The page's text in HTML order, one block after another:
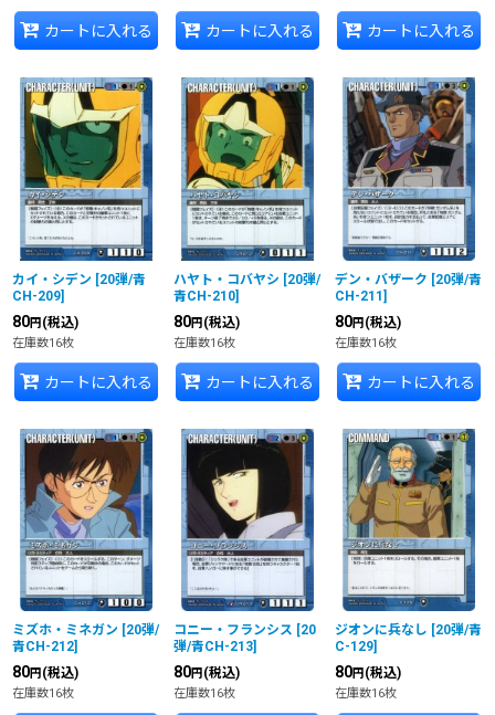
カートに入れる カートに入れる カートに入れる
カイ・シデン [20弾/青
CH-209]
80円 (税込)
在庫数16枚
カートに入れる
ハヤト・コバヤシ [20弾/
青CH-210]
80円 (税込)
在庫数16枚
カートに入れる
デン・バザーク [20弾/青
CH-211]
80円 (税込)
在庫数16枚
カートに入れる
ミズホ・ミネガン [20弾/
青CH-212]
80円 (税込)
在庫数16枚
コニー・フランシス [20
弾/青CH-213]
80円 (税込)
在庫数16枚
ジオンに兵なし [20弾/青
C-129]
80円 (税込)
在庫数16枚